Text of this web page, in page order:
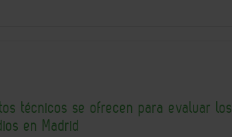
técnicos se ofrecen para evaluar los
en Madrid